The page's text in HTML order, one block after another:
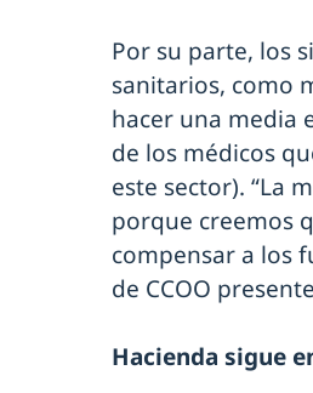
Por su parte, los
sanitarios, como
hacer una media
de los médicos
este sector). “La
porque creemos
compensar a los
de CCOO
Hacienda sigue